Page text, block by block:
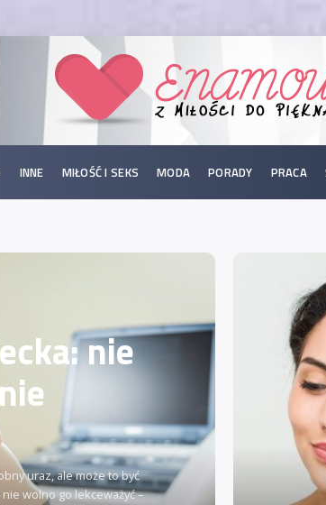
INNE MIŁOŚĆ I SEKS MODA PORADY PRACA
nie
uraz, ale może to być
wolno go lekceważyć –